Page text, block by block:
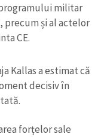
militar
precum și al actelor
CE.
Kallas a estimat că
decisiv în
forțelor sale